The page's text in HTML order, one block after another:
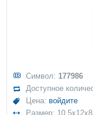
Символ: 177986
Доступное
Цена: войдите
Размер: